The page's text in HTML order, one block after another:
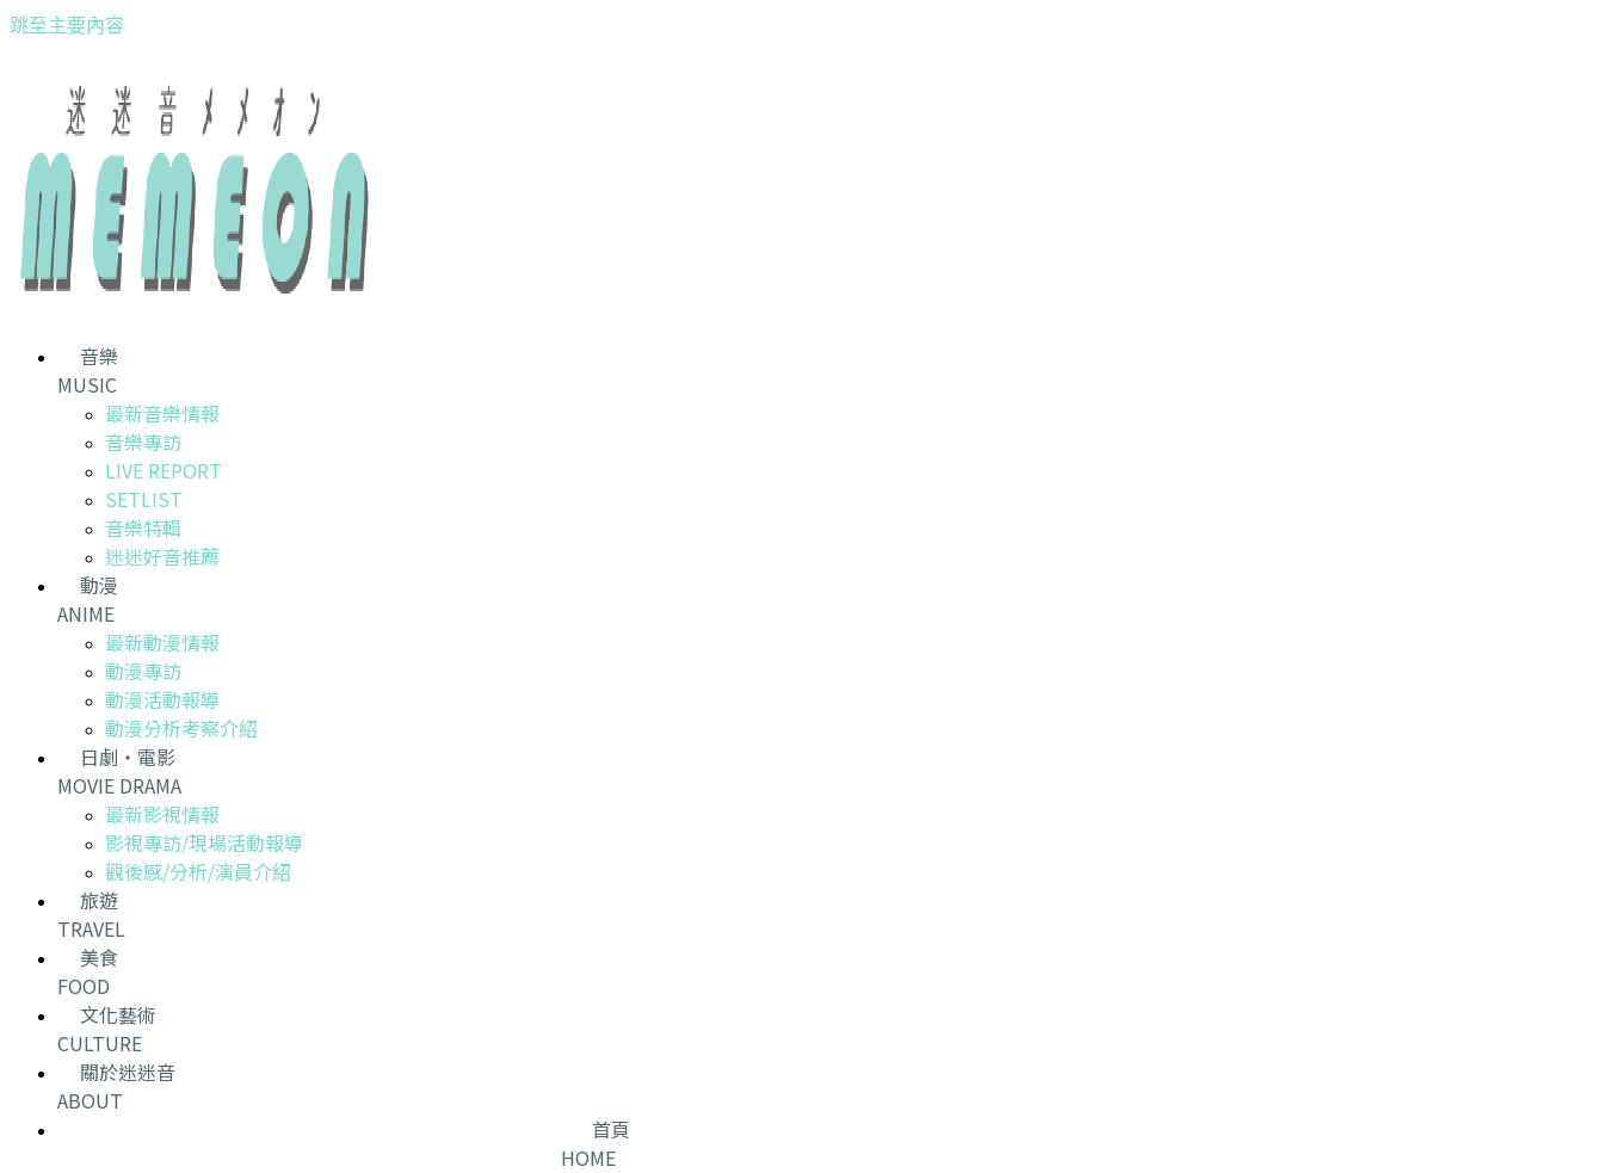
跳至主要內容
音樂
MUSIC
最新音樂情報
音樂專訪
LIVE REPORT
SETLIST
音樂特輯
迷迷好音推薦
動漫
ANIME
最新動漫情報
動漫專訪
動漫活動報導
動漫分析考察介紹
日劇・電影
MOVIE DRAMA
最新影視情報
影視專訪/現場活動報導
觀後感/分析/演員介紹
旅遊
TRAVEL
美食
FOOD
文化藝術
CULTURE
關於迷迷音
ABOUT
首頁
HOME